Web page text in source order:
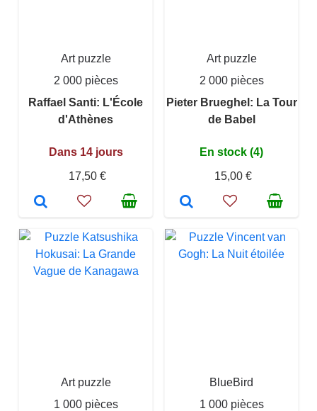
Art puzzle
2 000 pièces
Raffael Santi: L'École
d'Athènes
Dans 14 jours
17,50 €
Art puzzle
2 000 pièces
Pieter Brueghel: La Tour
de Babel
En stock (4)
15,00 €
Art puzzle
1 000 pièces
BlueBird
1 000 pièces